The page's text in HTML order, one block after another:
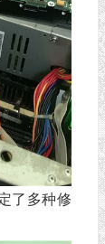
了多种修